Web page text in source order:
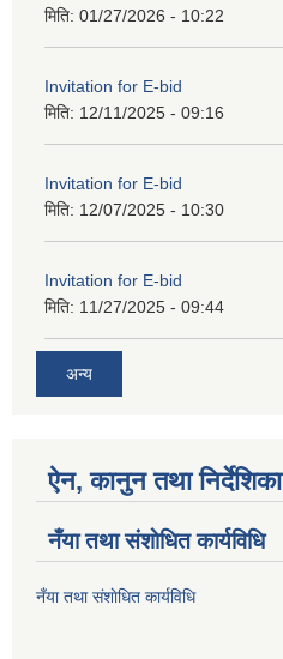
मिति: 01/27/2026 - 10:22
Invitation for E-bid
मिति: 12/11/2025 - 09:16
Invitation for E-bid
मिति: 12/07/2025 - 10:30
Invitation for E-bid
मिति: 11/27/2025 - 09:44
अन्य
ऐन, कानुन तथा निर्देशिका
नँया तथा स‌ंशाेधित कार्यविधि
नँया तथा स‌ंशाेधित कार्यविधि